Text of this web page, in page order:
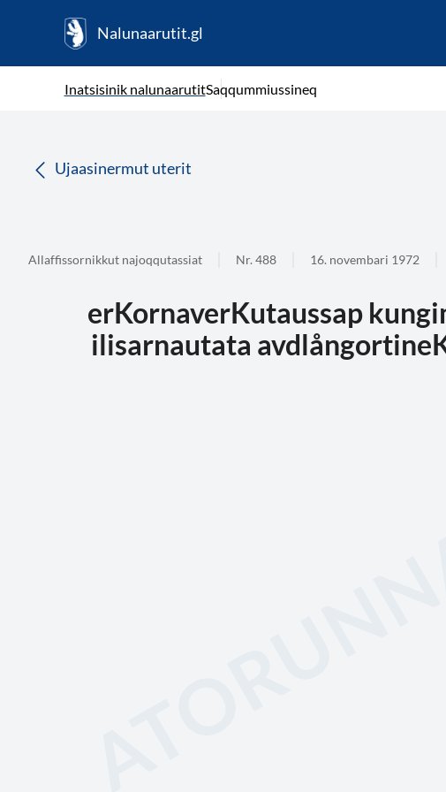
Nalunaarutit.gl
Inatsisinik nalunaarutitSaqqummiussineq
Ujaasinermut uterit
Allaffissornikkut najoqqutassiat Nr. 488 16. novembari 1972
erKornaverKutaussap
ilisarnautata